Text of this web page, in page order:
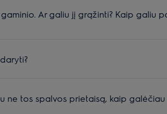
Ar galiu jį grąžinti? Kaip galiu
ne tos spalvos prietaisą, kaip